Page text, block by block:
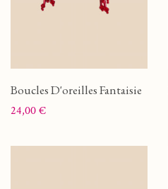
Boucles D'oreilles Fantaisie
Prix
24,00 €